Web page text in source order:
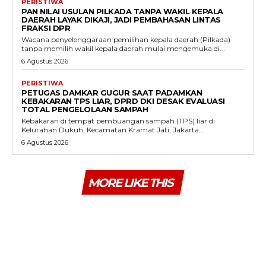
PAN NILAI USULAN PILKADA TANPA WAKIL KEPALA
DAERAH LAYAK DIKAJI, JADI PEMBAHASAN LINTAS
FRAKSI DPR
Wacana penyelenggaraan pemilihan kepala daerah (Pilkada)
tanpa memilih wakil kepala daerah mulai mengemuka di...
6 Agustus 2026
PERISTIWA
PETUGAS DAMKAR GUGUR SAAT PADAMKAN
KEBAKARAN TPS LIAR, DPRD DKI DESAK EVALUASI
TOTAL PENGELOLAAN SAMPAH
Kebakaran di tempat pembuangan sampah (TPS) liar di
Kelurahan Dukuh, Kecamatan Kramat Jati, Jakarta...
6 Agustus 2026
MORE LIKE THIS